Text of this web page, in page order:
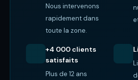
Nous intervenons
rapidement dans
toute la zone.
+4 000 clients
satisfaits
Plus de 12 ans